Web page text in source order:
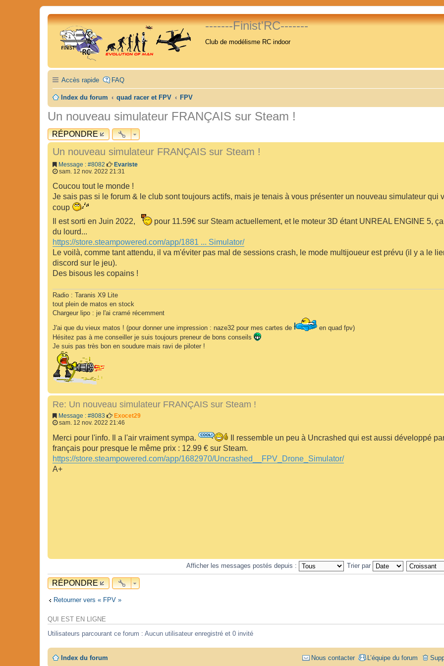
-------Finist'RC-------
Club de modélisme RC indoor
Accès rapide FAQ
Index du forum quad racer et FPV FPV
Un nouveau simulateur FRANÇAIS sur Steam !
RÉPONDRE
Un nouveau simulateur FRANÇAIS sur Steam !
Message : #8082
Evariste
sam. 12 nov. 2022 21:31
Coucou tout le monde !
Je sais pas si le forum & le club sont toujours actifs, mais je tenais à vous présenter un nouveau simulateur qui
coup
Il est sorti en Juin 2022,
pour 11.59€ sur Steam actuellement, et le moteur 3D étant UNREAL ENGINE 5,
du lourd...
https://store.steampowered.com/app/1881 ... Simulator/
Le voilà, comme tant attendu, il va m'éviter pas mal de sessions crash, le mode multijoueur est prévu (il y a le
discord sur le jeu).
Des bisous les copains !
Radio : Taranis X9 Lite
tout plein de matos en stock
Chargeur lipo : je l'ai cramé récemment
J'ai que du vieux matos ! (pour donner une impression : naze32 pour mes cartes de
en quad fpv)
Hésitez pas à me conseiller je suis toujours preneur de bons conseils
Je suis pas très bon en soudure mais ravi de piloter !
Re: Un nouveau simulateur FRANÇAIS sur Steam !
Message : #8083
Exocet29
sam. 12 nov. 2022 21:46
Merci pour l'info. Il a l'air vraiment sympa.
Il ressemble un peu à Uncrashed qui est aussi développé
français pour presque le même prix : 12.99 € sur Steam.
https://store.steampowered.com/app/1682970/Uncrashed__FPV_Drone_Simulator/
A+
Afficher les messages postés depuis : Trier par
RÉPONDRE
Retourner vers « FPV »
QUI EST EN LIGNE
Utilisateurs parcourant ce forum : Aucun utilisateur enregistré et 0 invité
Index du forum L’équipe du forum
Nous contacter